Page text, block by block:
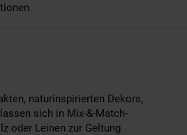
naturinspirierten Dekors,
sich in Mix-&-Match-
oder Leinen zur Geltung